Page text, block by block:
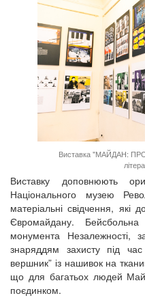
Виставка "МАЙДАН:
Виставку доповнюють
Національного музею
матеріальні свідчення, які
Євромайдану.
монумента Незалежності,
знаряддям захисту під час
вершник” із нашивок на
що для багатьох людей
поєдинком.